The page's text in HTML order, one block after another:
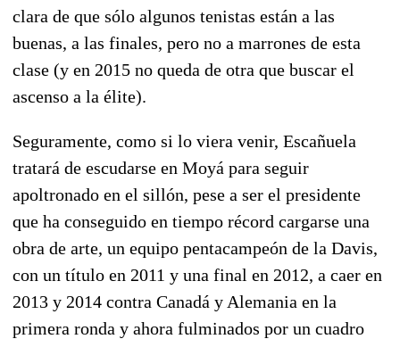
clara de que sólo algunos tenistas están a las
buenas, a las finales, pero no a marrones de esta
clase (y en 2015 no queda de otra que buscar el
ascenso a la élite).
Seguramente, como si lo viera venir, Escañuela
tratará de escudarse en Moyá para seguir
apoltronado en el sillón, pese a ser el presidente
que ha conseguido en tiempo récord cargarse una
obra de arte, un equipo pentacampeón de la Davis,
con un título en 2011 y una final en 2012, a caer en
2013 y 2014 contra Canadá y Alemania en la
primera ronda y ahora fulminados por un cuadro